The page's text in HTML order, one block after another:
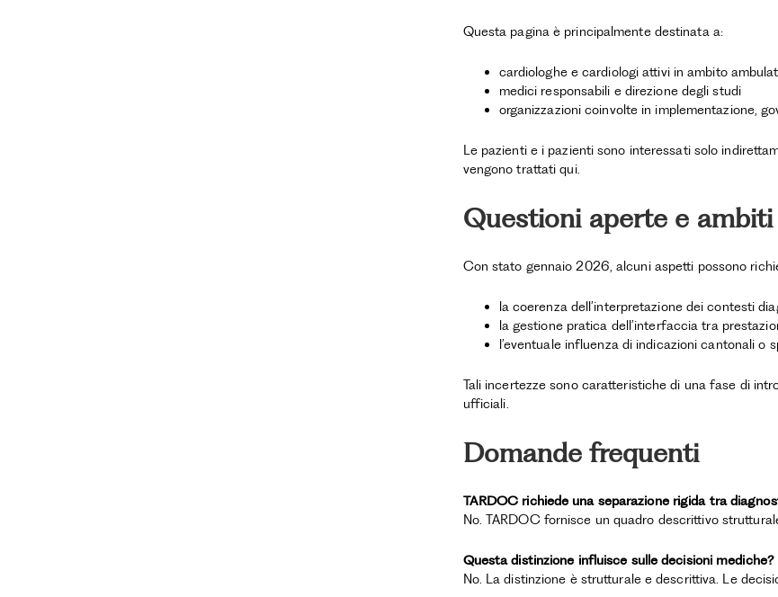
Questa pagina è principalmente destinata a:
cardiologhe e cardiologi attivi in ambito
medici responsabili e direzione degli studi
organizzazioni coinvolte in implementazione,
Le pazienti e i pazienti sono interessati solo
vengono trattati qui.
Questioni aperte e
Con stato gennaio 2026, alcuni aspetti possono
la coerenza dell’interpretazione dei contesti
la gestione pratica dell’interfaccia tra
l’eventuale influenza di indicazioni cantonali o
Tali incertezze sono caratteristiche di una fase di
ufficiali.
Domande frequenti
TARDOC richiede una separazione rigida tra
No. TARDOC fornisce un quadro descrittivo
Questa distinzione influisce sulle decisioni mediche?
No. La distinzione è strutturale e descrittiva. Le